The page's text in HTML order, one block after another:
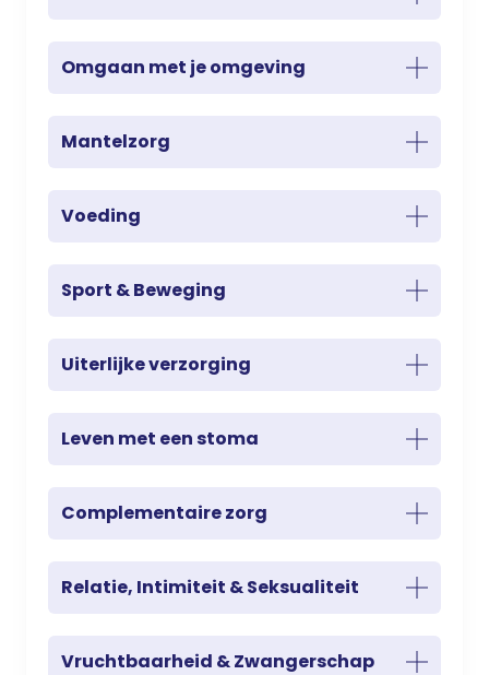
Omgaan met je omgeving
Mantelzorg
Voeding
Sport & Beweging
Uiterlijke verzorging
Leven met een stoma
Complementaire zorg
Relatie, Intimiteit & Seksualiteit
Vruchtbaarheid & Zwangerschap